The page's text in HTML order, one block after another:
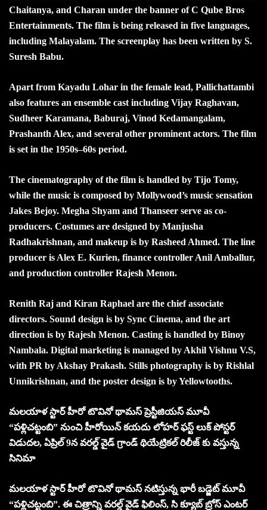
Chaitanya, and Charan under the banner of C Qube Bros
Entertainments. The film is being released in five languages,
including Malayalam. The screenplay has been written by S.
Suresh Babu.
Apart from Kayadu Lohar in the female lead, Pallichattambi
also features an ensemble cast including Vijay Raghavan,
Sudheer Karamana, Baburaj, Vinod Kedamangalam,
Prashanth Alex, and several other prominent actors. The film
is set in the 1950s–60s period.
The cinematography of the film is handled by Tijo Tomy,
while the music is composed by Mollywood’s music sensation
Jakes Bejoy. Megha Shyam and Thanseer serve as co-
producers. Costumes are designed by Manjusha
Radhakrishnan, and makeup is by Rasheed Ahmed. The line
producer is Alex E. Kurien, finance controller Anil Amballur,
and production controller Rajesh Menon.
Renith Raj and Kiran Raphael are the chief associate
directors. Sound design is by Sync Cinema, and the art
direction is by Rajesh Menon. Casting is handled by Binoy
Nambala. Digital marketing is managed by Akhil Vishnu V.S,
with PR by Akshay Prakash. Stills photography is by Rishlal
Unnikrishnan, and the poster design is by Yellowtooths.
మలయాళ స్టార్ హీరో టొవినో థామస్ ప్రెస్టీజియస్ మూవీ
“పళ్లిచట్టంబి” నుంచి హీరోయిన్ కయదు లోహర్ ఫస్ట్ లుక్ పోస్టర్
విడుదల, ఏప్రిల్ 9న వరల్డ్ వైడ్ గ్రాండ్ థియేట్రికల్ రిలీజ్ కు వస్తున్న
సినిమా
మలయాళ స్టార్ హీరో టొవినో థామస్ నటిస్తున్న భారీ బడ్జెట్ మూవీ
“పళ్లిచట్టంబి”. ఈ చిత్రాన్ని వరల్డ్ వైడ్ ఫిలింస్, సి క్యూబ్ బ్రోస్ ఎంటర్